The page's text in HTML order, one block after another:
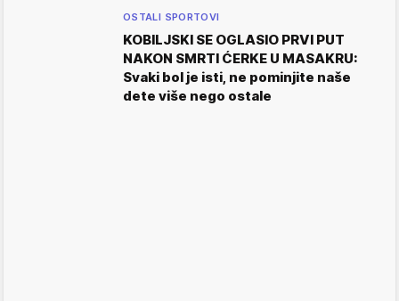
OSTALI SPORTOVI
KOBILJSKI SE OGLASIO PRVI PUT
NAKON SMRTI ĆERKE U MASAKRU:
Svaki bol je isti, ne pominjite naše
dete više nego ostale